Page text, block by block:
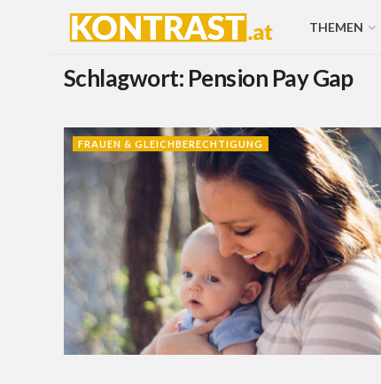
THEMEN
Schlagwort: Pension Pay Gap
FRAUEN & GLEICHBERECHTIGUNG